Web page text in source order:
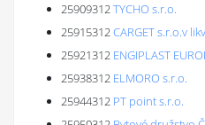
25909312TYCHO s.r.o.
25915312CARGET s.r.o.v
25921312 ENGIPLAST
25938312 ELMORO s.r.o.
25944312 PT point s.r.o.